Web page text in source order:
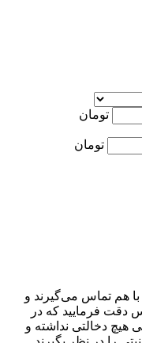
تومان
تومان
با هم تماس می‌گیرند و
دقت فرمایید که در
هیچ دخالتی نداشته و